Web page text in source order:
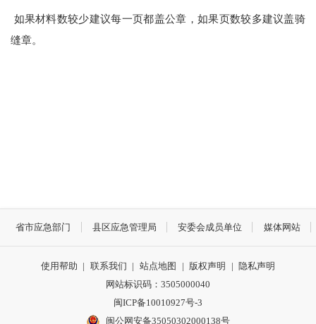
如果材料数较少建议每一页都盖公章，如果页数较多建议盖骑
缝章。
省市应急部门 县区应急管理局 安委会成员单位 媒体网站
使用帮助 | 联系我们 | 站点地图 | 版权声明 | 隐私声明
网站标识码：3505000040
闽ICP备10010927号-3
闽公网安备35050302000138号